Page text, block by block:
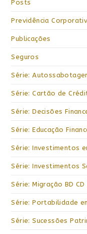
Posts
Previdência
Publicações
Seguros
Série:
Série: Cartão de
Série: Decisões
Série: Educação
Série: Investimentos
Série: Investimentos
Série: Migração BD
Série: Portabilidade
Série: Sucessões